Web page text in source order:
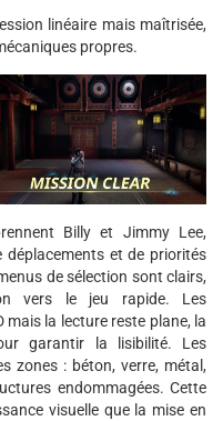
linéaire mais maîtrisée,
propres.
Billy et Jimmy Lee,
déplacements et de priorités
de sélection sont clairs,
vers le jeu rapide. Les
la lecture reste plane, la
garantir la lisibilité. Les
zones : béton, verre, métal,
endommagées. Cette
visuelle que la mise en